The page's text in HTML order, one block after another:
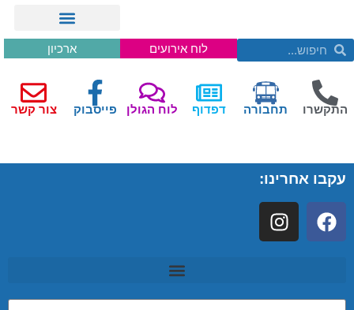
לוח אירועים ארכיון
התקשרו תחבורה דפדוף לוח הגולן פייסבוק צור קשר
עקבו אחרינו: